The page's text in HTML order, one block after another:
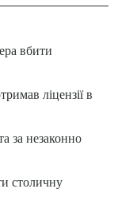
вбити
ліцензії в
за незаконно
столичну